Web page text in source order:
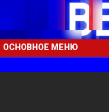
ОСНОВНОЕ МЕНЮ